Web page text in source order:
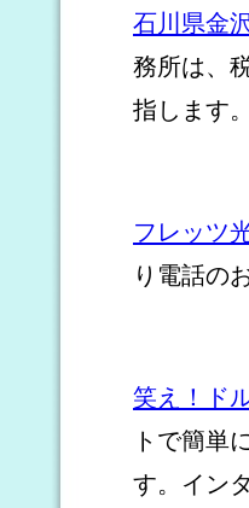
石川県金
務所は、
指します。
フレッツ
り電話の
笑え！ド
トで簡単
す。イン